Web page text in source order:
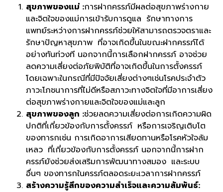
สุขภาพของแม่ :การฝากครรภ์มีผลต่อสุขภาพร่างกาย
และจิตใจของแม่การเข้ารับการดูแล รักษาทางการ
แพทย์ระหว่างการฝากครรภ์ช่วยให้สามารถตรวจตราและ
รักษาปัญหาสุขภาพ ที่อาจเกิดขึ้นในขณะฝากครรภ์ได้
อย่างทันท่วงที นอกจากนี้การเลือกฝากครรภ์ อาจช่วย
ลดความเสี่ยงต่อภัยพิบัติที่อาจเกิดขึ้นในการตั้งครรภ์
โดยเฉพาะในกรณีที่มีปัจจัยเสี่ยงต่างๆเช่นโรคประจำตัว
ภาวะโภชนาการที่ไม่ดีหรือสภาวะทางจิตใจที่มีอาการเสี่ยง
ต่อสุขภาพร่างกายและจิตใจของแม่และลูก
สุขภาพของลูก :ช่วยลดความเสี่ยงต่อการเกิดความผิด
ปกติที่เกี่ยวข้องกับการตั้งครรภ์ หรือการเจริญเติบโต
ของทารกเช่น การเกิดอาการเสียดทานหรือโรคหัวใจล้ม
เหลว ที่เกี่ยวข้องกับการตั้งครรภ์ นอกจากนี้การฝาก
ครรภ์ยังช่วยส่งเสริมการพัฒนาทางสมอง และระบบ
อื่นๆ ของทารกในครรภ์ตลอดระยะเวลาการฝากครรภ์
สร้างความรู้สึกของความสำเร็จและความสัมพันธ์: